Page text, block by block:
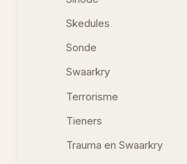
Skedules
Sonde
Swaarkry
Terrorisme
Tieners
Trauma en Swaarkry